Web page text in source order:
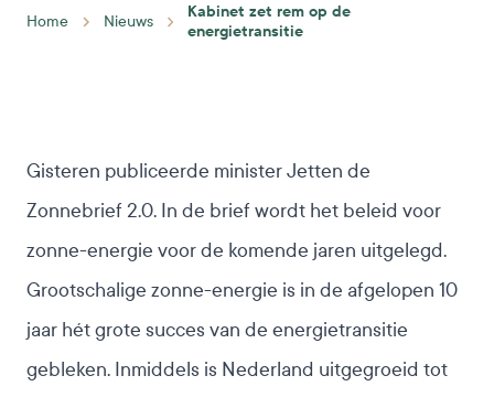
Home Nieuws
Kabinet zet rem op de
energietransitie
Gisteren publiceerde minister Jetten de
Zonnebrief 2.0. In de brief wordt het beleid voor
zonne-energie voor de komende jaren uitgelegd.
Grootschalige zonne-energie is in de afgelopen 10
jaar hét grote succes van de energietransitie
gebleken. Inmiddels is Nederland uitgegroeid tot